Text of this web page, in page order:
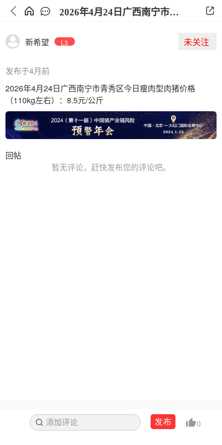
2026年4月24日广西南宁市青秀区今日生猪价格
新希望 L3 未关注
发布于4月前
2026年4月24日广西南宁市青秀区今日瘦肉型肉猪价格
（110kg左右）：8.5元/公斤
回帖
暂无评论，赶快发布您的评论吧。
添加评论 搜索发布 0